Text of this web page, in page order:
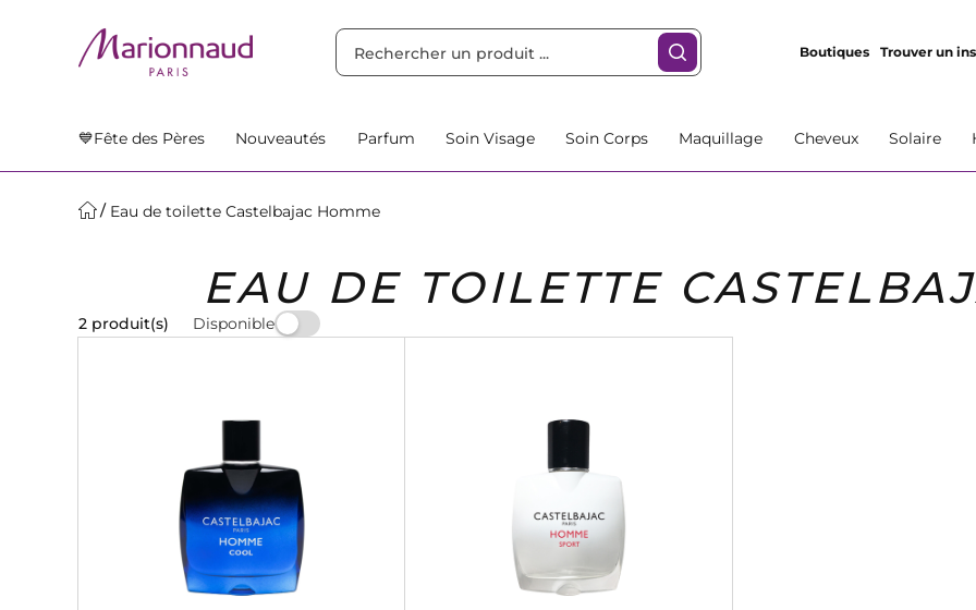
Boutiques Trouver un
💙Fête des Pères Nouveautés Parfum Soin Visage Soin Corps Maquillage Cheveux Solaire
Eau de toilette Castelbajac Homme
EAU DE TOILETTE
2 produit(s) Disponible